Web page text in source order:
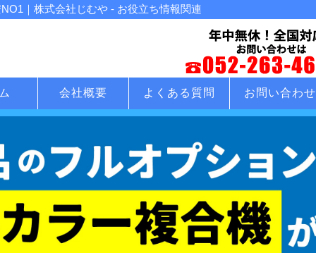
｜株式会社じむや - お役立ち情報関連
会社概要 よくある質問 お問い合わせ